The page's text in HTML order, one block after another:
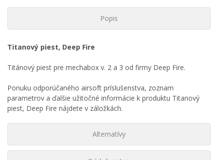
Popis
Titanový piest, Deep Fire
Titánový piest pre mechabox v. 2 a 3 od firmy Deep Fire.
Ponuku odporúčaného airsoft príslušenstva, zoznam
parametrov a ďalšie užitočné informácie k produktu Titanový
piest, Deep Fire nájdete v záložkách.
Alternatívy